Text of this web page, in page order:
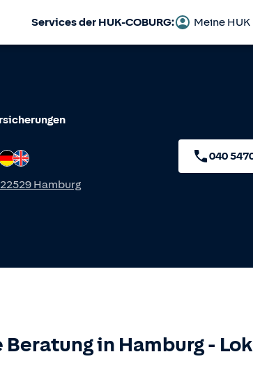
Services der HUK-COBURG: Meine HUK
22529 Hamburg
040
Beratung in Hamburg -